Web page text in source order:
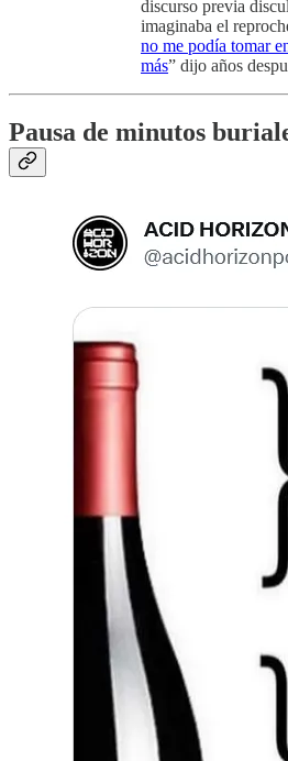
discurso previa
imaginaba el
no me podía tomar
más” dijo años
Pausa de minutos